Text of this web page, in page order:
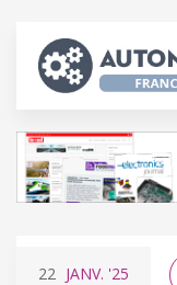
22 JANV. '25